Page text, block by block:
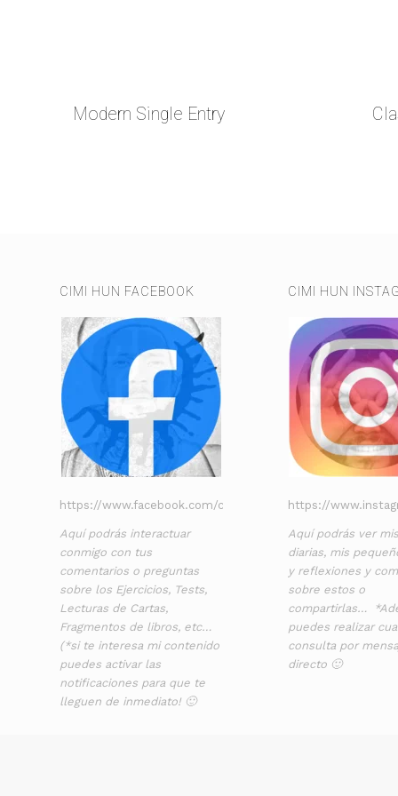
Modern Single Entry
CIMI HUN FACEBOOK
https://www.facebook.com/cimihunrc
Aquí podrás interactuar
conmigo con tus
comentarios o preguntas
sobre los Ejercicios, Tests,
Lecturas de Cartas,
Fragmentos de libros, etc…
(*si te interesa mi contenido
puedes activar las
notificaciones para que te
lleguen de inmediato! 🙂
CIMI HUN
https://
Aquí podrás ver
diarias, mis
y reflexiones y
sobre estos o
compartirlas…
puedes realizar
consulta por
directo 🙂